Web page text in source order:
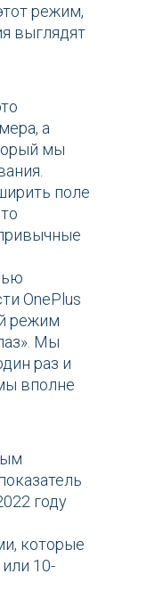
режим,
выглядят
а
мы
поле
OnePlus
режим
Мы
раз и
вполне
году
которые
10-